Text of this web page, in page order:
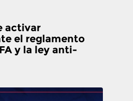
activar
el reglamento
y la ley anti-